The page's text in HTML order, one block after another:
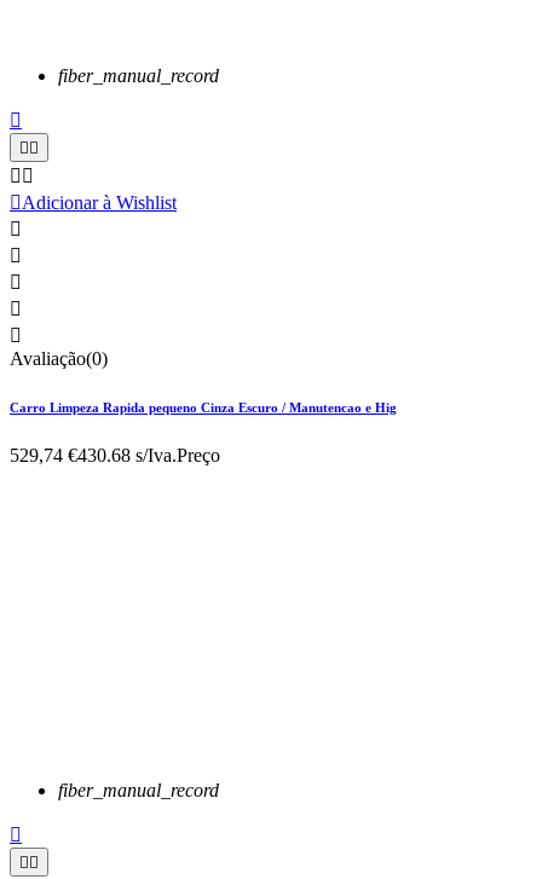
fiber_manual_record

 
 
Adicionar à Wishlist





Avaliação(0)
Carro Limpeza Rapida pequeno Cinza Escuro / Manutencao e Hig
529,74 €430.68 s/Iva.Preço
fiber_manual_record

 